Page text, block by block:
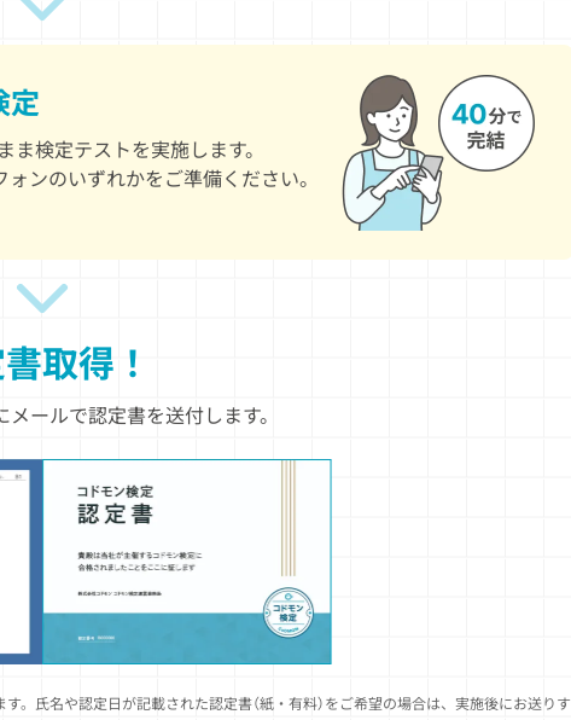
定
検定テストを実施します。
ンのいずれかをご準備ください。
取得！
メールで認定書を送付します。
。氏名や認定日が記載された認定書（紙・有料）をご希望の場合は、実施後にお送りす